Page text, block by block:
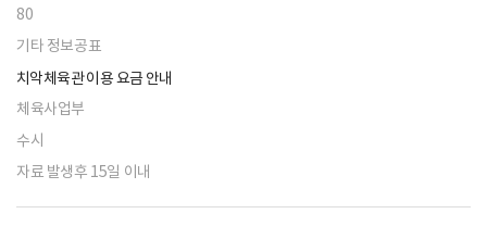
80
기타 정보공표
치악체육관 이용 요금 안내
체육사업부
수시
자료 발생후 15일 이내